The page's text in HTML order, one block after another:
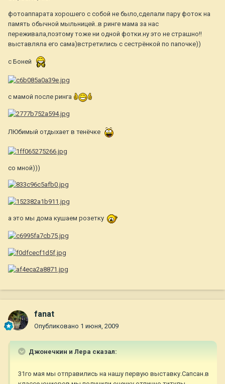
фотоаппарата хорошего с собой не было,сделали пару фоток на
память обычной мыльницей..в ринге мама за нас
переживала,поэтому тоже ни одной фотки.ну это не страшно!!
выставляла его сама)встретились с сестрёнкой по папочке))
с Боней
с мамой после ринга
ЛЮбимый отдыхает в тенёчке
со мной)))
а это мы дома кушаем розетку
fanat
Опубликовано 1 июня, 2009
Джонечкин и Лера сказал:
31го мая мы отправились на нашу первую выставку.Сапсан.в